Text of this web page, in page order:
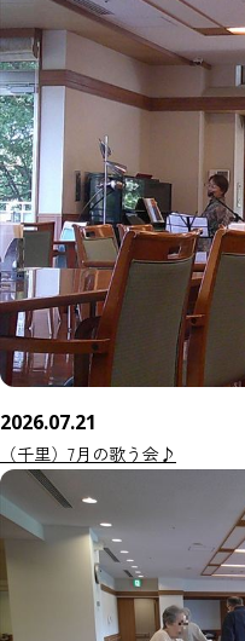
2026.07.21
（千里）7月の歌う会♪